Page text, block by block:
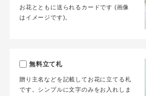
お花とともに送られるカードです (画像
はイメージです)。
無料立て札
贈り主名などを記載してお花に立てる札
です。シンプルに文字のみをお入れしま